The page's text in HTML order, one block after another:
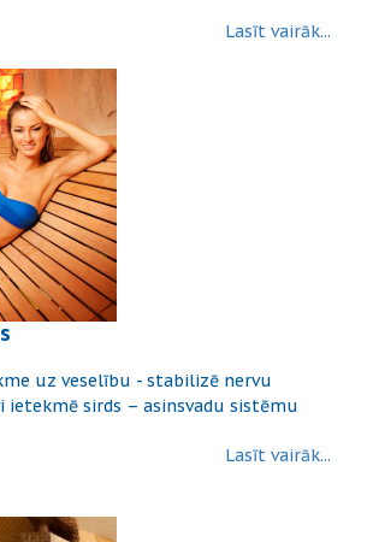
Lasīt vairāk...
uz veselību - stabilizē nervu
sirds – asinsvadu sistēmu
Lasīt vairāk...